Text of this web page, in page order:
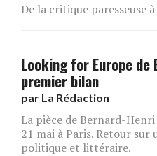
De la critique paresseuse
Looking for Europe de
premier bilan
par La Rédaction
La pièce de Bernard-Henri
21 mai à Paris. Retour
politique et littéraire.